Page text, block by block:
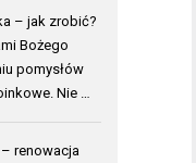
– jak zrobić?
Bożego
pomysłów
Nie …
renowacja